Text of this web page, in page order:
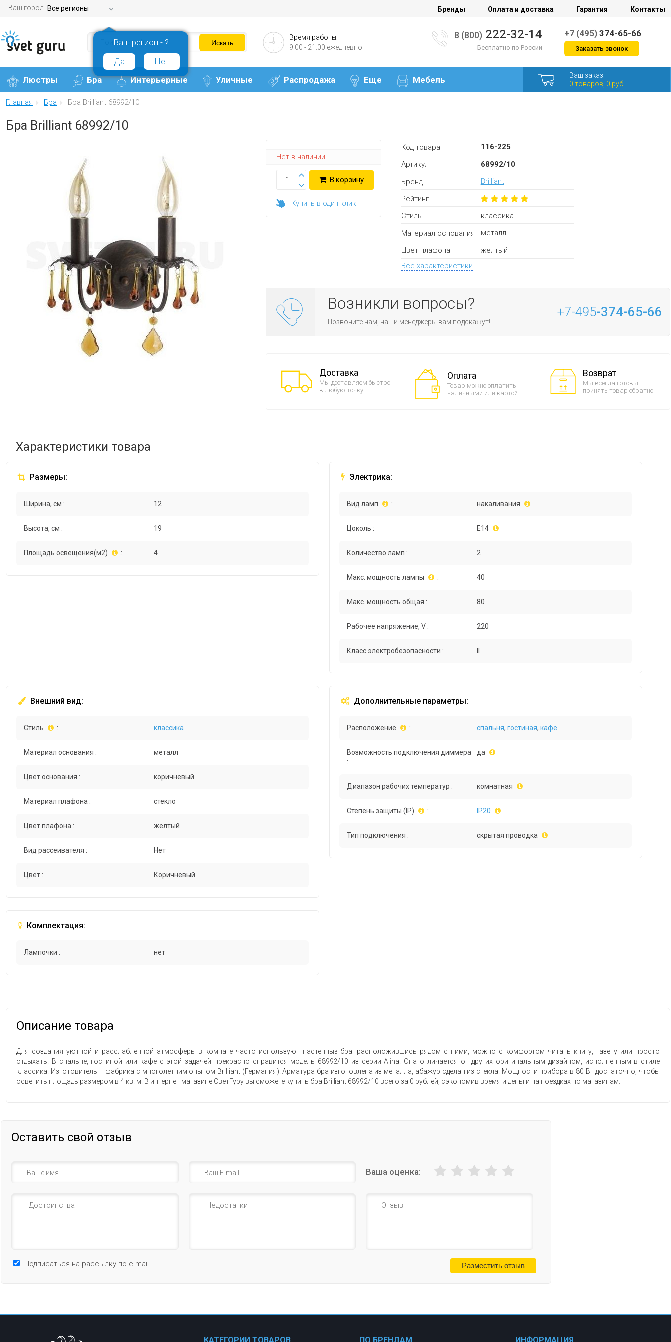
Ваш город: Все регионы
Ваш регион - ?
Да
Нет
Бренды Оплата и доставка Гарантия Контакты
Время работы:
9:00 - 21:00 ежедневно
8 (800) 222-32-14
Бесплатно по России
+7 (495)374-65-66
Заказать звонок
Люстры Бра Интерьерные Уличные Распродажа Еще Мебель
Ваш заказ:
0 товаров, 0 руб
Главная Бра Бра Brilliant 68992/10
Бра Brilliant 68992/10
Нет в наличии
В корзину
Купить в один клик
Код товара
116-225
Артикул
68992/10
Бренд
Brilliant
Рейтинг
Стиль
классика
Материал основания
металл
Цвет плафона
желтый
Все характеристики
Возникли вопросы?
Позвоните нам, наши менеджеры вам подскажут!
+7-495-374-65-66
Доставка
Мы доставляем быстро
в любую точку
Оплата
Товар можно оплатить
наличными или картой
Возврат
Мы всегда готовы
принять товар обратно
Характеристики товара
Размеры:
Ширина, см : 12
Высота, см : 19
Площадь освещения(м2) : 4
Электрика:
Вид ламп : накаливания
Цоколь : E14
Количество ламп : 2
Макс. мощность лампы : 40
Макс. мощность общая : 80
Рабочее напряжение, V : 220
Класс электробезопасности :
Внешний вид:
Стиль : классика
Материал основания : металл
Цвет основания : коричневый
Материал плафона : стекло
Цвет плафона : желтый
Вид рассеивателя : Нет
Цвет : Коричневый
Дополнительные параметры:
Расположение : спальня,гостиная,кафе
Возможность подключения диммера
:
да
Диапазон рабочих температур : комнатная
Степень защиты (IP) : IP20
Тип подключения : скрытая проводка
Комплектация:
Лампочки : нет
Описание товара
Для создания уютной и расслабленной атмосферы в комнате часто используют настенные бра: расположившись рядом с ними, можно с комфортом читать книгу, газету или просто
отдыхать. В спальне, гостиной или кафе с этой задачей прекрасно справится модель 68992/10 из серии Alina. Она отличается от других оригинальным дизайном, исполненным в стиле
классика. Изготовитель – фабрика с многолетним опытом Brilliant (Германия). Арматура бра изготовлена из металла, абажур сделан из стекла. Мощности прибора в 80 Вт достаточно, чтобы
осветить площадь размером в 4 кв. м. В интернет магазине СветГуру вы сможете купить бра Brilliant 68992/10 всего за 0 рублей, сэкономив время и деньги на поездках по магазинам.
Оставить свой отзыв
Ваша оценка:
Подписаться на рассылку по e-mail
КАТЕГОРИИ ТОВАРОВ ПО БРЕНДАМ ИНФОРМАЦИЯ